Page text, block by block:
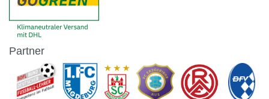
Partner